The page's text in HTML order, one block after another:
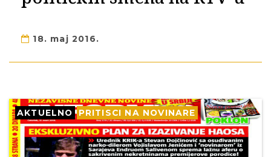
18. maj 2016.
AKTUELNO PRITISCI NA NOVINARE